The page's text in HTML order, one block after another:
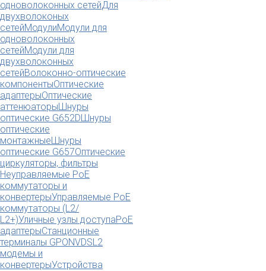
одноволоконных сетейДля
двухволоконых
сетейМодулиМодули для
одноволоконных
сетейМодули для
двухволоконных
сетейВолоконно-оптические
компонентыОптические
адаптерыОптические
аттенюаторыШнуры
оптические G652DШнуры
оптические
монтажныеШнуры
оптические G657Оптические
циркуляторы, фильтры
Неуправляемые PoE
коммутаторы и
конвертерыУправляемые PoE
коммутаторы (L2/
L2+)Уличные узлы доступаPoE
адаптерыСтанционные
терминалы GPONVDSL2
модемы и
конвертерыУстройства